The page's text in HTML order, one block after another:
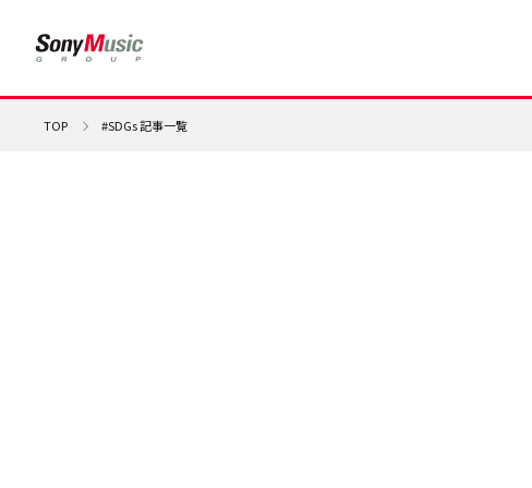
TOP #SDGs 記事一覧